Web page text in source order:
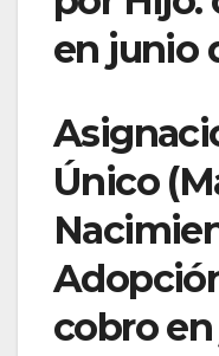
en junio
Único
cobro